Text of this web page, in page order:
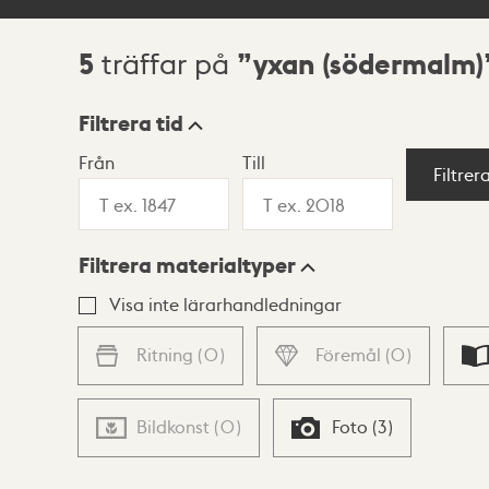
Sökresultat
5 träffar på yxan (södermalm)
Visningsläge
Lista Karta
Filtrera tid
Från Till
Filtrera materialtyper
Visa inte lärarhandledningar
Ritning (0) Föremål (0)
Bildkonst (0) Foto (3)